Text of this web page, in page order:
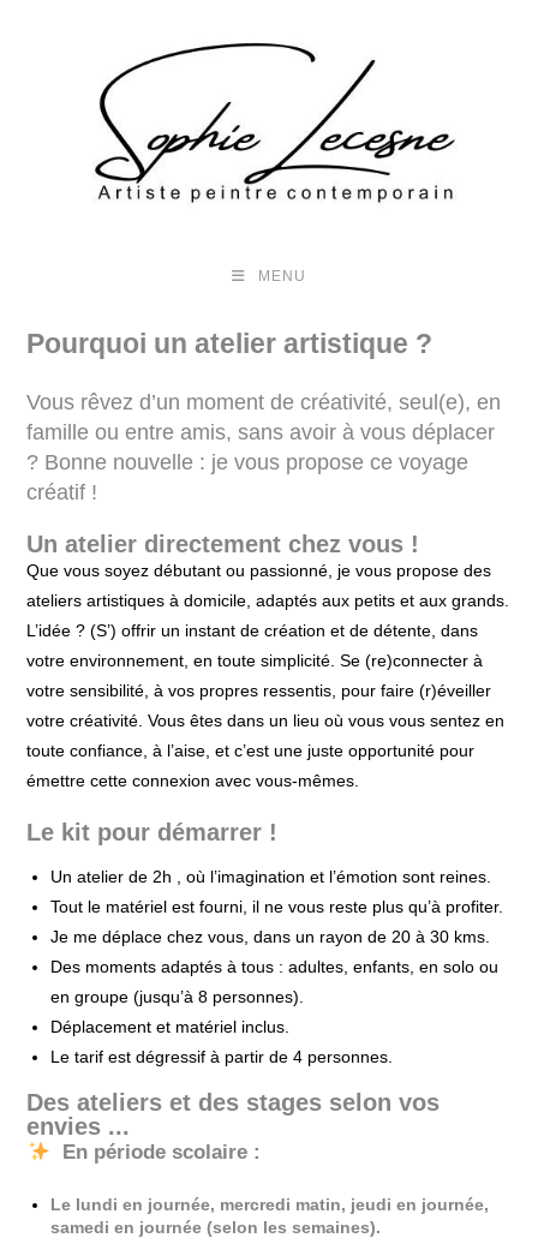
MENU
Pourquoi un atelier artistique ?
Vous rêvez d’un moment de créativité, seul(e), en
famille ou entre amis, sans avoir à vous déplacer
? Bonne nouvelle : je vous propose ce voyage
créatif !
Un atelier directement chez vous !
Que vous soyez débutant ou passionné, je vous propose des
ateliers artistiques à domicile, adaptés aux petits et aux grands.
L’idée ? (S’) offrir un instant de création et de détente, dans
votre environnement, en toute simplicité. Se (re)connecter à
votre sensibilité, à vos propres ressentis, pour faire (r)éveiller
votre créativité. Vous êtes dans un lieu où vous vous sentez en
toute confiance, à l’aise, et c’est une juste opportunité pour
émettre cette connexion avec vous-mêmes.
Le kit pour démarrer !
Un atelier de 2h , où l’imagination et l’émotion sont reines.
Tout le matériel est fourni, il ne vous reste plus qu’à profiter.
Je me déplace chez vous, dans un rayon de 20 à 30 kms.
Des moments adaptés à tous : adultes, enfants, en solo ou
en groupe (jusqu’à 8 personnes).
Déplacement et matériel inclus.
Le tarif est dégressif à partir de 4 personnes.
Des ateliers et des stages selon vos
envies ...
En période scolaire :
Le lundi en journée, mercredi matin, jeudi en journée,
samedi en journée (selon les semaines).